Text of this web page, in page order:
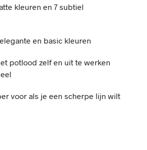
kleuren en 7 subtiel
en basic kleuren
potlood zelf en uit te werken
voor als je een scherpe lijn wilt